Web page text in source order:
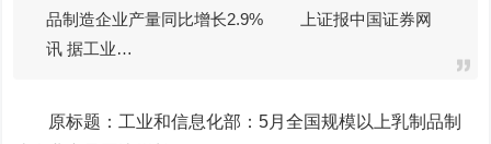
品制造企业产量同比增长2.9% 上证报中国证券网
讯 据工业…
原标题：工业和信息化部：5月全国规模以上乳制品制